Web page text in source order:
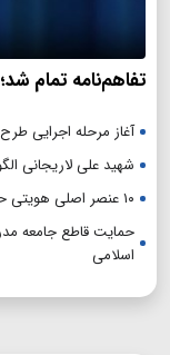
تفاهم‌نامه تمام
آغاز مرحله اجرایی
شهید علی لاریجانی
۱۰ عنصر اصلی هویتی حوزه‌های علمیه
حمایت قاطع جامعه
اسلامی